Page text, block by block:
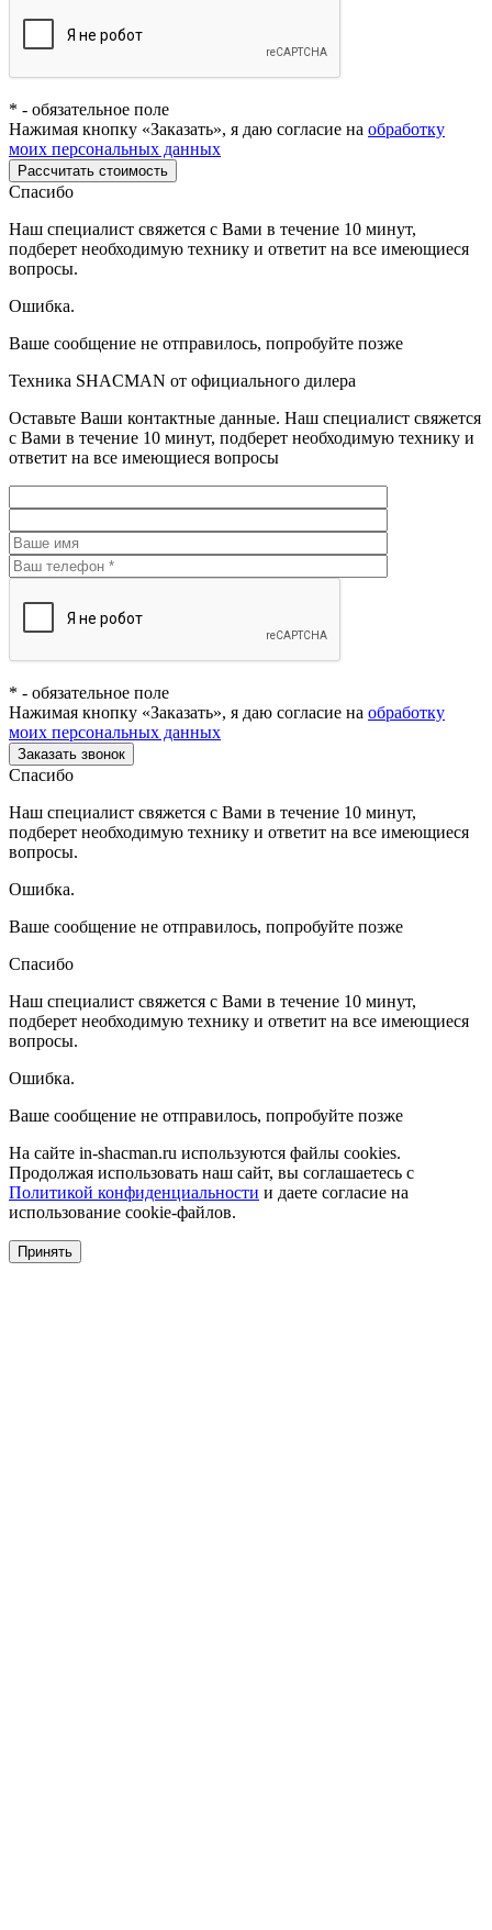
* - обязательное поле
Нажимая кнопку «Заказать», я даю согласие на обработку
моих персональных данных
Рассчитать стоимость
Спасибо
Наш специалист свяжется с Вами в течение 10 минут,
подберет необходимую технику и ответит на все имеющиеся
вопросы.
Ошибка.
Ваше сообщение не отправилось, попробуйте позже
Техника SHACMAN от официального дилера
Оставьте Ваши контактные данные. Наш специалист свяжется
с Вами в течение 10 минут, подберет необходимую технику и
ответит на все имеющиеся вопросы
* - обязательное поле
Нажимая кнопку «Заказать», я даю согласие на обработку
моих персональных данных
Заказать звонок
Спасибо
Наш специалист свяжется с Вами в течение 10 минут,
подберет необходимую технику и ответит на все имеющиеся
вопросы.
Ошибка.
Ваше сообщение не отправилось, попробуйте позже
Спасибо
Наш специалист свяжется с Вами в течение 10 минут,
подберет необходимую технику и ответит на все имеющиеся
вопросы.
Ошибка.
Ваше сообщение не отправилось, попробуйте позже
На сайте in-shacman.ru используются файлы cookies.
Продолжая использовать наш сайт, вы соглашаетесь с
Политикой конфиденциальности и даете согласие на
использование cookie-файлов.
Принять